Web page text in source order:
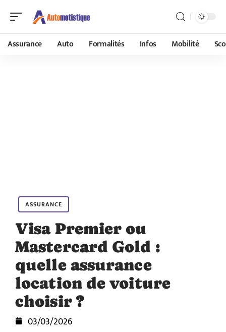
Assurance Auto Formalités Infos Mobilité
ASSURANCE
Visa Premier ou
Mastercard Gold :
quelle assurance
location de voiture
choisir ?
03/03/2026